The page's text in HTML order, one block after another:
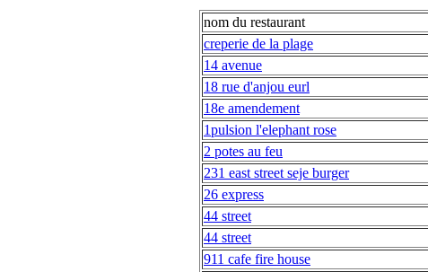
nom du restaurant
creperie de la plage
14 avenue
18 rue d'anjou eurl
18e amendement
1pulsion l'elephant rose
2 potes au feu
231 east street seje burger
26 express
44 street
44 street
911 cafe fire house